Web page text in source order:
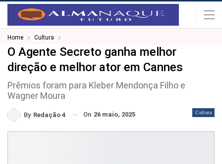
Home Cultura
O Agente Secreto ganha melhor
direção e melhor ator em Cannes
Prêmios foram para Kleber Mendonça Filho e
Wagner Moura
Cultura
By Redação 4 On 26 maio, 2025